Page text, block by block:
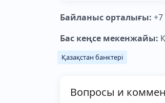
Байланыс орталығы: +7
Бас кеңсе мекенжайы:
Қазақстан банктері
Вопросы и